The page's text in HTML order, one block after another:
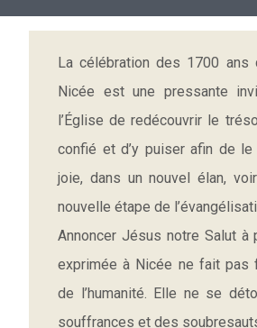
La célébration des 1700 ans
Nicée est une pressante
l’Église de redécouvrir le
confié et d’y puiser afin de le
joie, dans un nouvel élan,
nouvelle étape de
Annoncer Jésus notre Salut à
exprimée à Nicée ne fait pas
de l’humanité. Elle ne se
souffrances et des